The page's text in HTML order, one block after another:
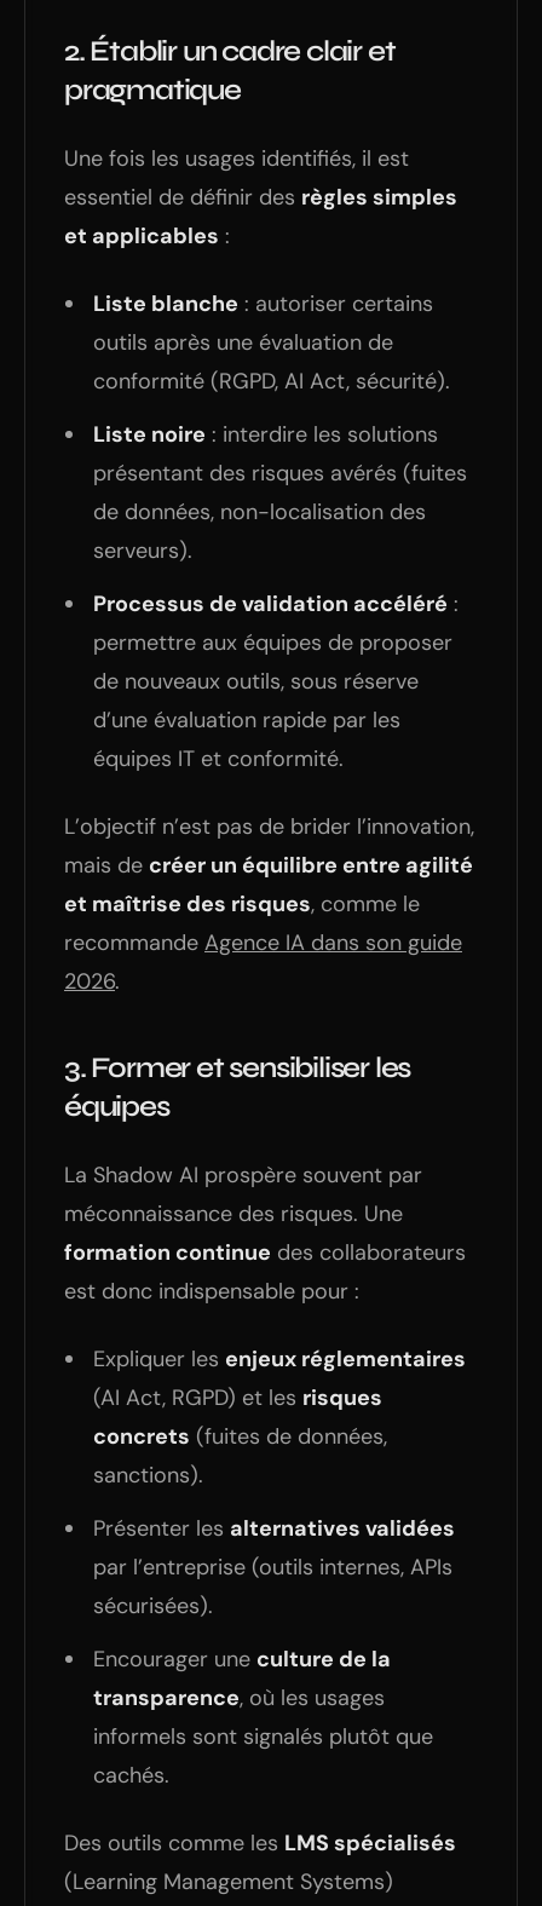
2.Établir un cadre clair et
pragmatique
Une fois les usages identifiés, il est
essentiel de définir des règles simples
et applicables :
Liste blanche : autoriser certains
outils après une évaluation de
conformité (RGPD, AI Act, sécurité).
Liste noire : interdire les solutions
présentant des risques avérés (fuites
de données, non-localisation des
serveurs).
Processus de validation accéléré :
permettre aux équipes de proposer
de nouveaux outils, sous réserve
d’une évaluation rapide par les
équipes IT et conformité.
L’objectif n’est pas de brider l’innovation,
mais de créer un équilibre entre agilité
et maîtrise des risques, comme le
recommande Agence IA dans son guide
2026.
3.Former et sensibiliser les
équipes
La Shadow AI prospère souvent par
méconnaissance des risques. Une
formation continue des collaborateurs
est donc indispensable pour :
Expliquer les enjeux réglementaires
(AI Act, RGPD) et les risques
concrets (fuites de données,
sanctions).
Présenter les alternatives validées
par l’entreprise (outils internes, APIs
sécurisées).
Encourager une culture de la
transparence, où les usages
informels sont signalés plutôt que
cachés.
Des outils comme les LMS spécialisés
(Learning Management Systems)